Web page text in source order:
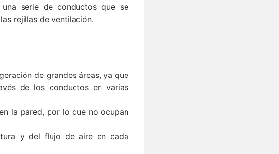
serie de conductos que se
rejillas de ventilación.
de grandes áreas, ya que
de los conductos en varias
la pared, por lo que no ocupan
y del flujo de aire en cada